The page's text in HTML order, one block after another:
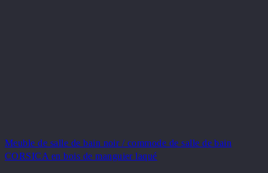
Meuble de salle de bain noir / commode de salle de bain
CORSICA en bois de manguier laqué